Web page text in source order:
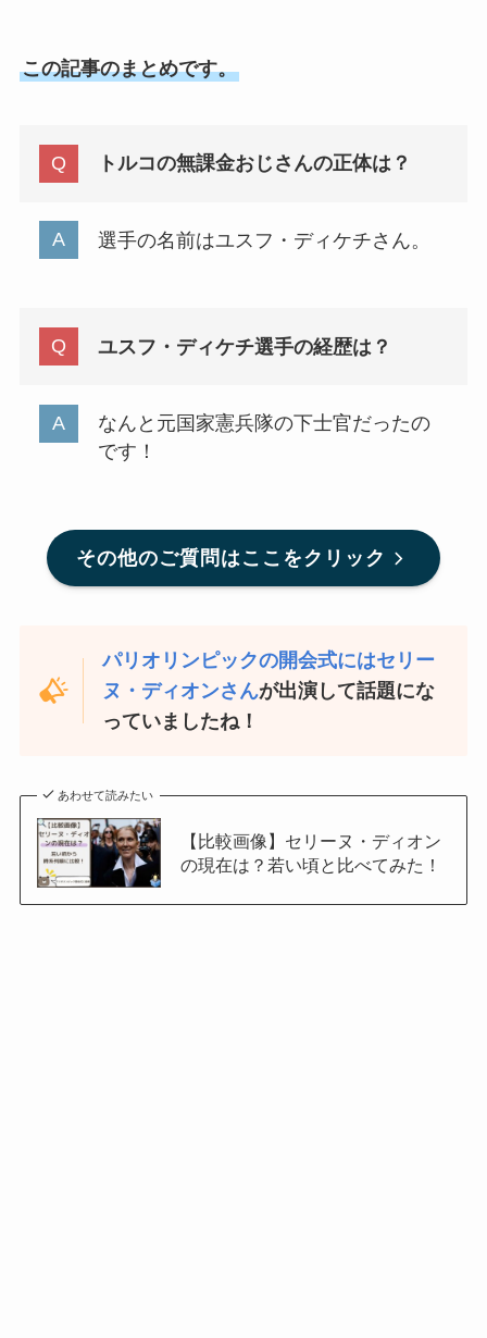
この記事のまとめです。
トルコの無課金おじさんの正体は？
選手の名前はユスフ・ディケチさん。
ユスフ・ディケチ選手の経歴は？
なんと元国家憲兵隊の下士官だったの
です！
その他のご質問はここをクリック
パリオリンピックの開会式にはセリー
ヌ・ディオンさんが出演して話題にな
っていましたね！
あわせて読みたい
【比較画像】セリーヌ・ディオン
の現在は？若い頃と比べてみた！